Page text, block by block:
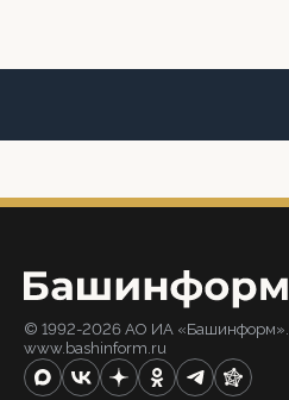
© 1992-2026 АО ИА «Башинформ».
www.bashinform.ru